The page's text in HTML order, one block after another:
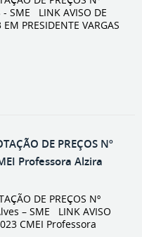
- SME LINK AVISO DE
PRESIDENTE VARGAS
DE PREÇOS Nº
Professora Alzira
DE PREÇOS Nº
– SME LINK AVISO
CMEI Professora